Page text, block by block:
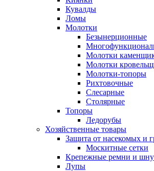
Кувалды
Ломы
Молотки
Безынерционные
Молотки
Молотки
Молотки-топоры
Рихтовочные
Слесарные
Столярные
Топоры
Ледорубы
Хозяйственные товары
Защита от насекомых и
Москитные сетки
Крепежные ремни и
Лупы